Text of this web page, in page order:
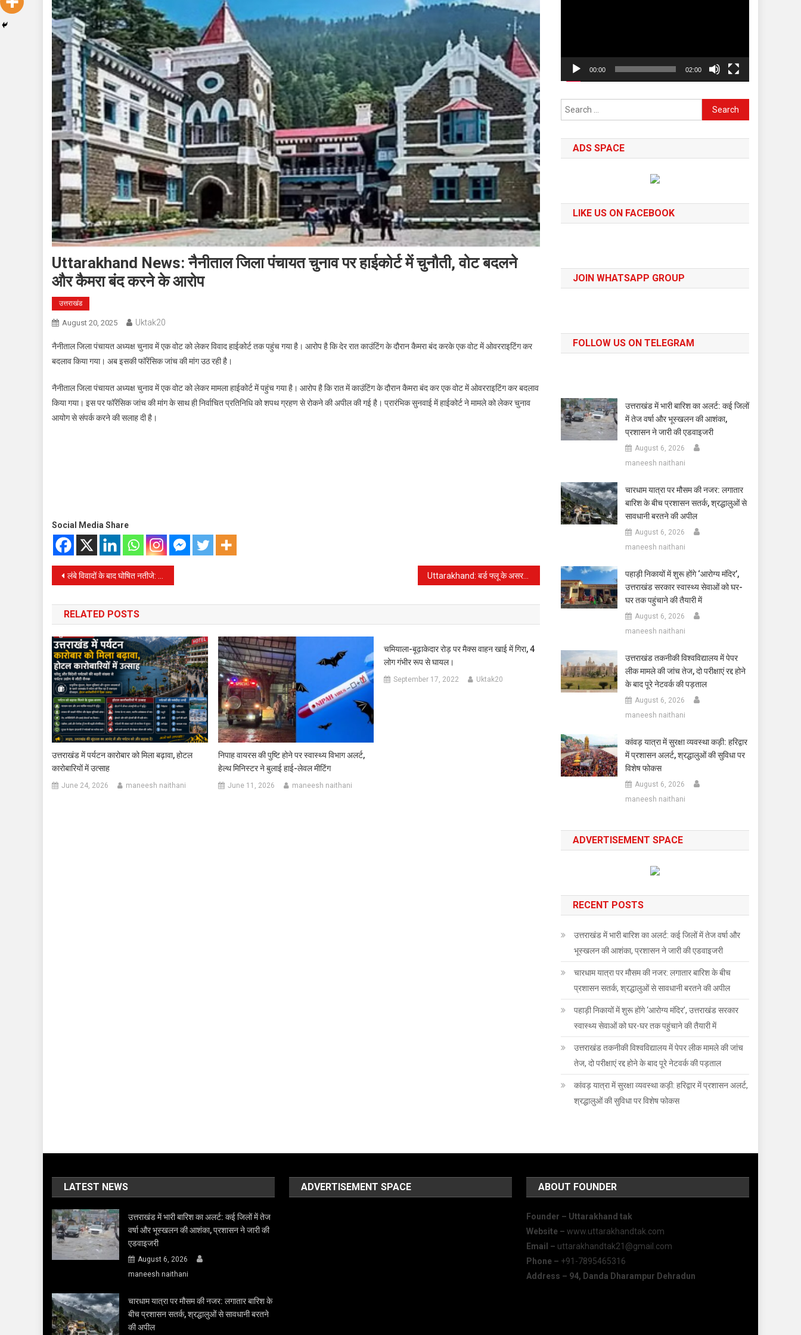
Uttarakhand News: नैनीताल जिला पंचायत चुनाव पर हाईकोर्ट में चुनौती, वोट बदलने
और कैमरा बंद करने के आरोप
उत्तराखंड
August 20, 2025 Uktak20
नैनीताल जिला पंचायत अध्यक्ष चुनाव में एक वोट को लेकर विवाद हाईकोर्ट तक पहुंच गया है। आरोप है कि देर रात काउंटिंग के दौरान कैमरा बंद करके एक वोट में ओवरराइटिंग कर
बदलाव किया गया। अब इसकी फॉरेंसिक जांच की मांग उठ रही है।
नैनीताल जिला पंचायत अध्यक्ष चुनाव में एक वोट को लेकर मामला हाईकोर्ट में पहुंच गया है। आरोप है कि रात में काउंटिंग के दौरान कैमरा बंद कर एक वोट में ओवरराइटिंग कर बदलाव
किया गया। इस पर फॉरेंसिक जांच की मांग के साथ ही निर्वाचित प्रतिनिधि को शपथ ग्रहण से रोकने की अपील की गई है। प्रारंभिक सुनवाई में हाईकोर्ट ने मामले को लेकर चुनाव
आयोग से संपर्क करने की सलाह दी है।
Social Media Share
Post
navigation
लंबे विवादों के बाद घोषित नतीजे: नैनीताल जिला पंचायत अध्यक्ष बनीं भाजपा की दीपा, उपाध्यक्ष पद पर कांग्रेस की देवकी विजयी Uttarakhand: बर्ड फ्लू के असर से अंडे और चिकन की मांग घटी, ग्राहकों की खरीदारी कम हुई
RELATED POSTS
उत्तराखंड में पर्यटन कारोबार को मिला बढ़ावा, होटल
कारोबारियों में उत्साह
June 24, 2026 maneesh naithani
निपाह वायरस की पुष्टि होने पर स्वास्थ्य विभाग अलर्ट,
हेल्थ मिनिस्टर ने बुलाई हाई-लेवल मीटिंग
June 11, 2026 maneesh naithani
चमियाला-बूढ़ाकेदार रोड़ पर मैक्स वाहन खाई में गिरा, 4
लोग गंभीर रूप से घायल।
September 17, 2022 Uktak20
00:00 02:00
Search
for:
ADS SPACE
LIKE US ON FACEBOOK
JOIN WHATSAPP GROUP
FOLLOW US ON TELEGRAM
उत्तराखंड में भारी बारिश का अलर्ट: कई जिलों
में तेज वर्षा और भूस्खलन की आशंका,
प्रशासन ने जारी की एडवाइजरी
August 6, 2026
maneesh naithani
चारधाम यात्रा पर मौसम की नजर: लगातार
बारिश के बीच प्रशासन सतर्क, श्रद्धालुओं से
सावधानी बरतने की अपील
August 6, 2026
maneesh naithani
पहाड़ी निकायों में शुरू होंगे ‘आरोग्य मंदिर’,
उत्तराखंड सरकार स्वास्थ्य सेवाओं को घर-
घर तक पहुंचाने की तैयारी में
August 6, 2026
maneesh naithani
उत्तराखंड तकनीकी विश्वविद्यालय में पेपर
लीक मामले की जांच तेज, दो परीक्षाएं रद्द होने
के बाद पूरे नेटवर्क की पड़ताल
August 6, 2026
maneesh naithani
कांवड़ यात्रा में सुरक्षा व्यवस्था कड़ी: हरिद्वार
में प्रशासन अलर्ट, श्रद्धालुओं की सुविधा पर
विशेष फोकस
August 6, 2026
maneesh naithani
ADVERTISEMENT SPACE
RECENT POSTS
उत्तराखंड में भारी बारिश का अलर्ट: कई जिलों में तेज वर्षा और
भूस्खलन की आशंका, प्रशासन ने जारी की एडवाइजरी
चारधाम यात्रा पर मौसम की नजर: लगातार बारिश के बीच
प्रशासन सतर्क, श्रद्धालुओं से सावधानी बरतने की अपील
पहाड़ी निकायों में शुरू होंगे ‘आरोग्य मंदिर’, उत्तराखंड सरकार
स्वास्थ्य सेवाओं को घर-घर तक पहुंचाने की तैयारी में
उत्तराखंड तकनीकी विश्वविद्यालय में पेपर लीक मामले की जांच
तेज, दो परीक्षाएं रद्द होने के बाद पूरे नेटवर्क की पड़ताल
कांवड़ यात्रा में सुरक्षा व्यवस्था कड़ी: हरिद्वार में प्रशासन अलर्ट,
श्रद्धालुओं की सुविधा पर विशेष फोकस
LATEST NEWS
उत्तराखंड में भारी बारिश का अलर्ट: कई जिलों में तेज
वर्षा और भूस्खलन की आशंका, प्रशासन ने जारी की
एडवाइजरी
August 6, 2026
maneesh naithani
चारधाम यात्रा पर मौसम की नजर: लगातार बारिश के
बीच प्रशासन सतर्क, श्रद्धालुओं से सावधानी बरतने
की अपील
ADVERTISEMENT SPACE ABOUT FOUNDER
Founder – Uttarakhand tak
Website – www.uttarakhandtak.com
Email – uttarakhandtak21@gmail.com
Phone – +91-7895465316
Address – 94, Danda Dharampur Dehradun